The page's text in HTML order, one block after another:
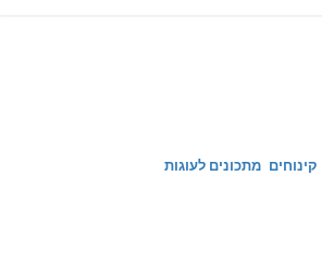
קינוחים מתכונים לעוגות